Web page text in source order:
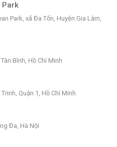
Park
Park, xã Đa Tốn, Huyện Gia Lâm,
Bình, Hồ Chí Minh
Quận 1, Hồ Chí Minh
Đa, Hà Nội